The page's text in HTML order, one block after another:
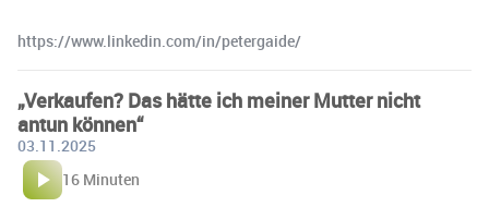
https://www.linkedin.com/in/petergaide/
„Verkaufen? Das hätte ich meiner Mutter nicht
antun können“
03.11.2025
16 Minuten